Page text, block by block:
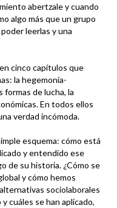
abertzale y cuando
algo más que un grupo
leerlas y una
cinco capítulos que
la hegemonía-
formas de lucha, la
En todos ellos
verdad incómoda.
esquema: cómo está
y entendido ese
de su historia. ¿Cómo se
y cómo hemos
sociolaborales
cuáles se han aplicado,